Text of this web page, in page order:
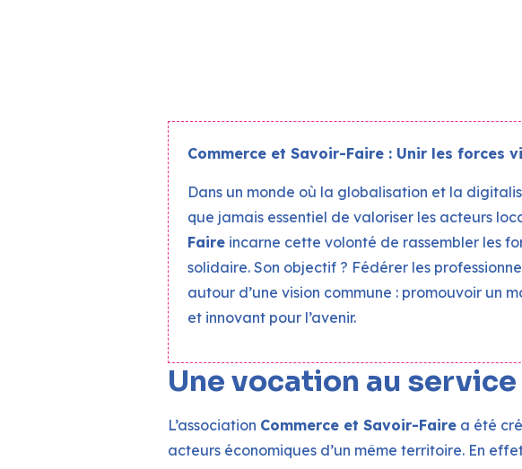
Commerce et Savoir-Faire : Unir les forces
Dans un monde où la globalisation et la
que jamais essentiel de valoriser les acteurs
Faire incarne cette volonté de rassembler les
solidaire. Son objectif ? Fédérer les
autour d’une vision commune : promouvoir un
et innovant pour l’avenir.
Une vocation au
L’association Commerce et Savoir-Faire a été
acteurs économiques d’un même territoire. En